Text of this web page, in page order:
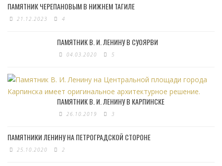
ПАМЯТНИК ЧЕРЕПАНОВЫМ В НИЖНЕМ ТАГИЛЕ
21.12.2023 4
ПАМЯТНИК В. И. ЛЕНИНУ В СУОЯРВИ
04.03.2020 5
ПАМЯТНИК В. И. ЛЕНИНУ В КАРПИНСКЕ
26.10.2019 3
ПАМЯТНИКИ ЛЕНИНУ НА ПЕТРОГРАДСКОЙ СТОРОНЕ
25.10.2020 2